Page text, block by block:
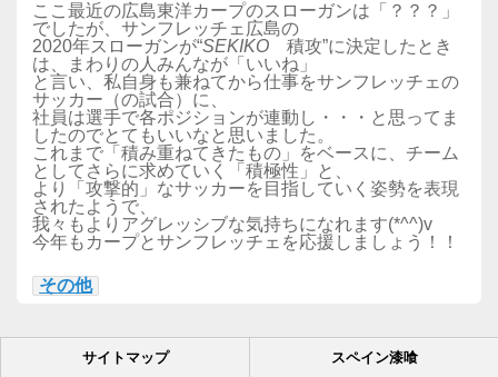
ここ最近の広島東洋カープのスローガンは「？？？」
でしたが、サンフレッチェ広島の
2020年スローガンが“SEKIKO 積攻”に決定したとき
は、まわりの人みんなが「いいね」
と言い、私自身も兼ねてから仕事をサンフレッチェの
サッカー（の試合）に、
社員は選手で各ポジションが連動し・・・と思ってま
したのでとてもいいなと思いました。
これまで「積み重ねてきたもの」をベースに、チーム
としてさらに求めていく「積極性」と、
より「攻撃的」なサッカーを目指していく姿勢を表現
されたようで、
我々もよりアグレッシブな気持ちになれます(*^^)v
今年もカープとサンフレッチェを応援しましょう！！
その他
サイトマップ スペイン漆喰